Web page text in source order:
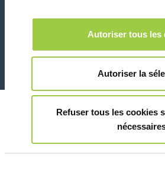
Marketing
Autoriser tous les
Autoriser la
Refuser tous les cookies
26 Rue des Coulons - 94360 Bry-
© Copyright 2026 法律信息